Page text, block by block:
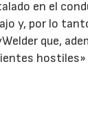
en el
y, por lo
que,